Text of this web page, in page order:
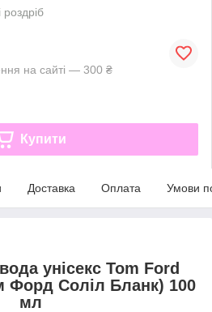
роздріб
на сайті — 300 ₴
Купити
Доставка Оплата Умови
унісекс Tom Ford
Форд Соліл Бланк) 100
мл